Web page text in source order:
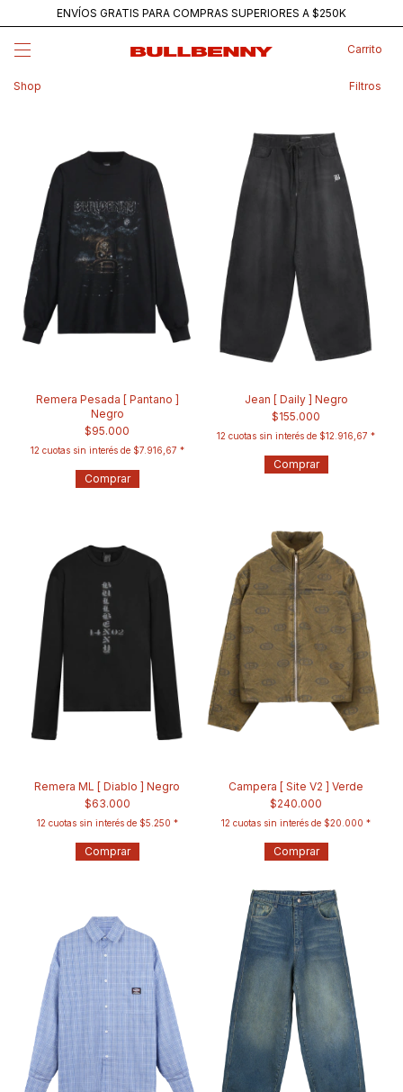
ENVÍOS GRATIS PARA COMPRAS SUPERIORES A $250K
Carrito
Shop Filtros
Remera Pesada [ Pantano ]
Negro
$95.000
12 cuotas sin interés de $7.916,67
Comprar
Jean [ Daily ] Negro
$155.000
12 cuotas sin interés de $12.916,67
Comprar
Remera ML [ Diablo ] Negro
$63.000
12 cuotas sin interés de $5.250
Comprar
Campera [ Site V2 ] Verde
$240.000
12 cuotas sin interés de $20.000
Comprar